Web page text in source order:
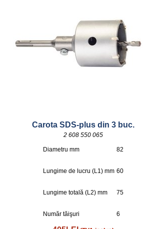
Carota SDS-plus din 3 buc.
2 608 550 065
Diametru mm 82
Lungime de lucru (L1) mm 60
Lungime totală (L2) mm 75
Număr tăişuri 6